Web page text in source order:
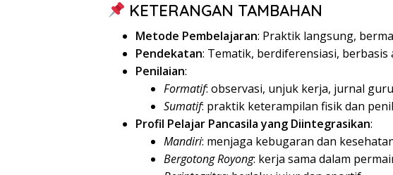
KETERANGAN TAMBAHAN
Metode Pembelajaran: Praktik langsung,
Pendekatan: Tematik, berdiferensiasi,
Penilaian:
Formatif: observasi, unjuk kerja, jurnal
Sumatif: praktik keterampilan fisik dan
Profil Pelajar Pancasila yang Diintegrasikan:
Mandiri: menjaga kebugaran dan
Bergotong Royong: kerja sama dalam